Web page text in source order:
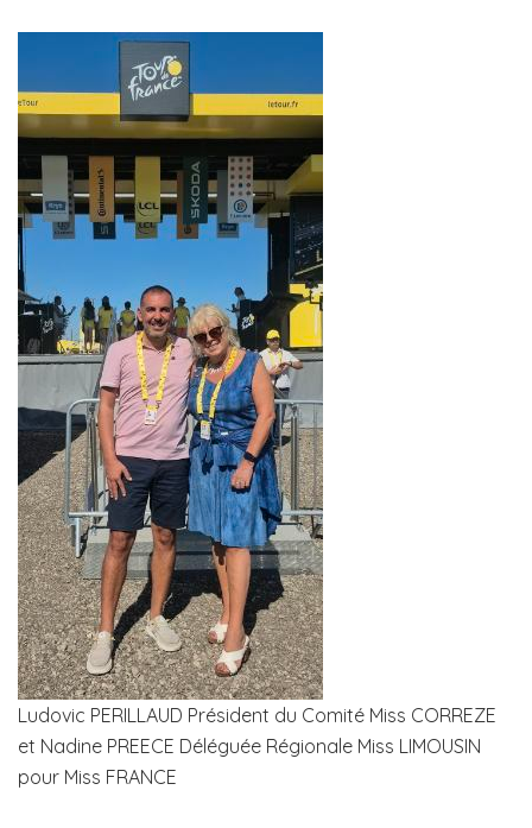
Ludovic PERILLAUD Président du Comité Miss CORREZE
et Nadine PREECE Déléguée Régionale Miss LIMOUSIN
pour Miss FRANCE